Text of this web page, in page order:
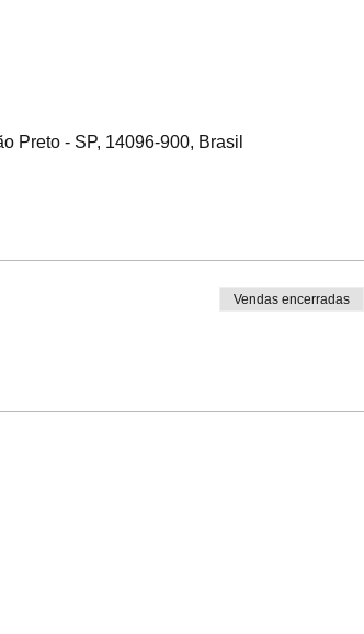
Preto - SP, 14096-900, Brasil
Vendas encerradas